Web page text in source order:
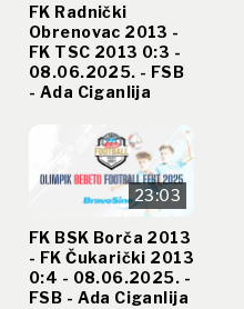
FK Radnički
Obrenovac 2013 -
FK TSC 2013 0:3 -
08.06.2025. - FSB
- Ada Ciganlija
23:03
FK BSK Borča 2013
- FK Čukarički 2013
0:4 - 08.06.2025. -
FSB - Ada Ciganlija